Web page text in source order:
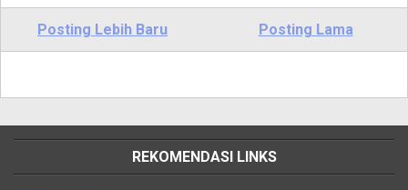
Posting Lebih Baru Posting Lama
REKOMENDASI LINKS